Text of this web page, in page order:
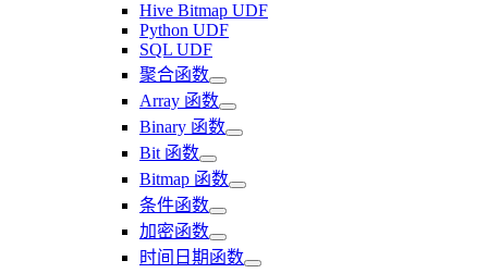
Hive Bitmap UDF
Python UDF
SQL UDF
聚合函数
Array 函数
Binary 函数
Bit 函数
Bitmap 函数
条件函数
加密函数
时间日期函数